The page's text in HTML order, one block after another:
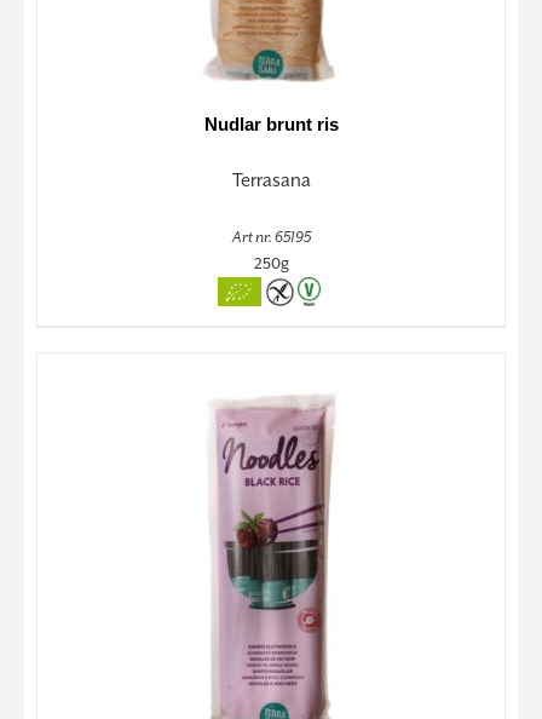
Nudlar brunt ris
Terrasana
Art nr. 65195
250g